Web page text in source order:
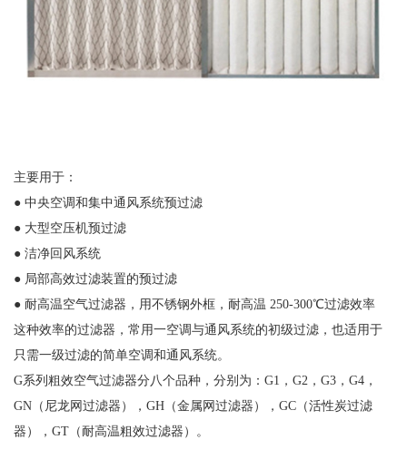
主要用于：
● 中央空调和集中通风系统预过滤
● 大型空压机预过滤
● 洁净回风系统
● 局部高效过滤装置的预过滤
● 耐高温空气过滤器，用不锈钢外框，耐高温 250-300℃过滤效率
这种效率的过滤器，常用一空调与通风系统的初级过滤，也适用于
只需一级过滤的简单空调和通风系统。
G系列粗效空气过滤器分八个品种，分别为：G1，G2，G3，G4，
GN（尼龙网过滤器），GH（金属网过滤器），GC（活性炭过滤
器），GT（耐高温粗效过滤器）。